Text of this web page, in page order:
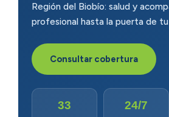
Guía de Cuidado
Contáctanos
+56 9 7106
Región del Biobío: salud y
profesional hasta la puerta de tu
Consultar cobertura
33 24/7